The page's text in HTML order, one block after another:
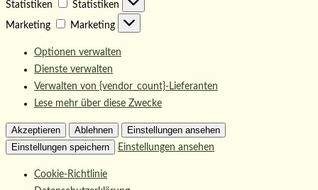
Statistiken Statistiken
Marketing Marketing
Optionen verwalten
Dienste verwalten
Verwalten von {vendor_count}-Lieferanten
Lese mehr über diese Zwecke
Akzeptieren Ablehnen
Einstellungen ansehen
Einstellungen speichern
Einstellungen ansehen
Cookie-Richtlinie